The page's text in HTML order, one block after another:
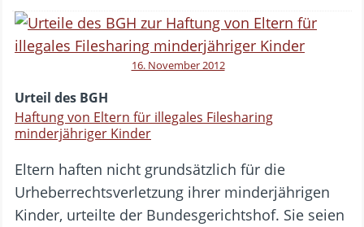
16. November 2012
Urteil des BGH
Haftung von Eltern für illegales Filesharing
minderjähriger Kinder
Eltern haften nicht grundsätzlich für die
Urheberrechtsverletzung ihrer minderjährigen
Kinder, urteilte der Bundesgerichtshof. Sie seien